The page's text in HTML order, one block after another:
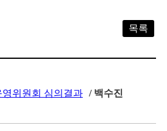
목록
영위원회 심의결과 / 백수진